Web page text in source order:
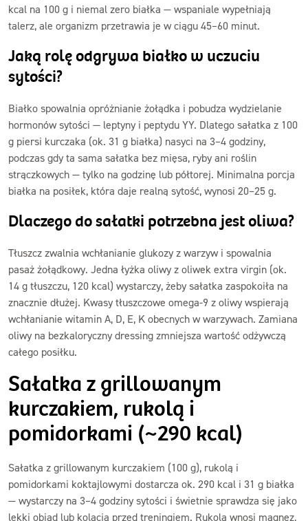
kcal na 100 g i niemal zero białka — wspaniale wypełniają
talerz, ale organizm przetrawia je w ciągu 45–60 minut.
Jaką rolę odgrywa białko w uczuciu
sytości?
Białko spowalnia opróżnianie żołądka i pobudza wydzielanie
hormonów sytości — leptyny i peptydu YY. Dlatego sałatka z 100
g piersi kurczaka (ok. 31 g białka) nasyci na 3–4 godziny,
podczas gdy ta sama sałatka bez mięsa, ryby ani roślin
strączkowych — tylko na godzinę lub półtorej. Minimalna porcja
białka na posiłek, która daje realną sytość, wynosi 20–25 g.
Dlaczego do sałatki potrzebna jest oliwa?
Tłuszcz zwalnia wchłanianie glukozy z warzyw i spowalnia
pasaż żołądkowy. Jedna łyżka oliwy z oliwek extra virgin (ok.
14 g tłuszczu, 120 kcal) wystarczy, żeby sałatka zaspokoiła na
znacznie dłużej. Kwasy tłuszczowe omega-9 z oliwy wspierają
wchłanianie witamin A, D, E, K obecnych w warzywach. Zamiana
oliwy na bezkaloryczny dressing zmniejsza wartość odżywczą
całego posiłku.
Sałatka z grillowanym
kurczakiem, rukolą i
pomidorkami (~290 kcal)
Sałatka z grillowanym kurczakiem (100 g), rukolą i
pomidorkami koktajlowymi dostarcza ok. 290 kcal i 31 g białka
— wystarczy na 3–4 godziny sytości i świetnie sprawdza się jako
lekki obiad lub kolacja przed treningiem. Rukola wnosi magnez,